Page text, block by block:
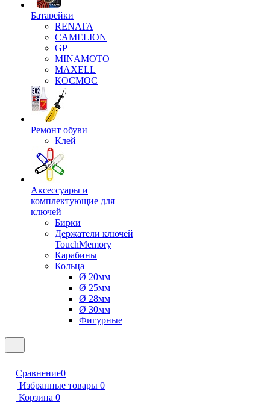
Батарейки
RENATA
CAMELION
GP
MINAMOTO
MAXELL
КОСМОС
Ремонт обуви
Клей
Аксессуары и
комплектующие для
ключей
Бирки
Держатели ключей
TouchMemory
Карабины
Кольца
Ø 20мм
Ø 25мм
Ø 28мм
Ø 30мм
Фигурные
Сравнение0
Избранные товары 0
Корзина 0